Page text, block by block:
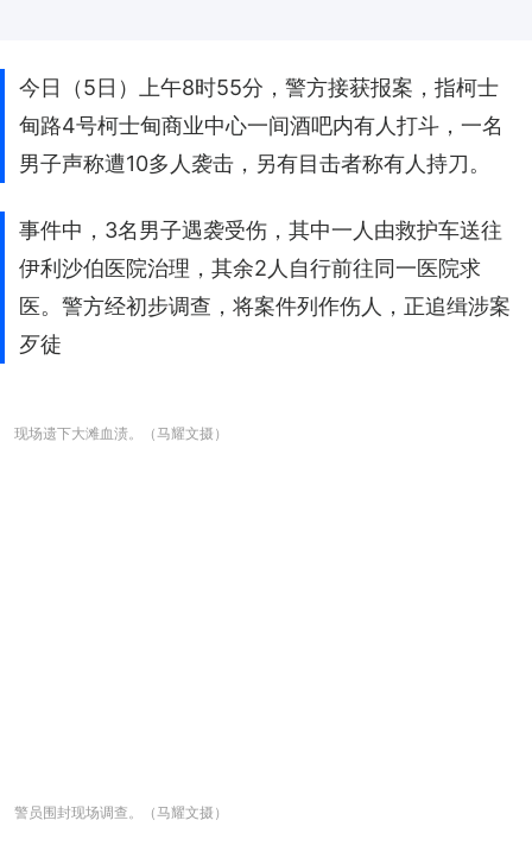
今日（5日）上午8时55分，警方接获报案，指柯士
甸路4号柯士甸商业中心一间酒吧内有人打斗，一名
男子声称遭10多人袭击，另有目击者称有人持刀。
事件中，3名男子遇袭受伤，其中一人由救护车送往
伊利沙伯医院治理，其余2人自行前往同一医院求
医。警方经初步调查，将案件列作伤人，正追缉涉案
歹徒
现场遗下大滩血渍。（马耀文摄）
警员围封现场调查。（马耀文摄）